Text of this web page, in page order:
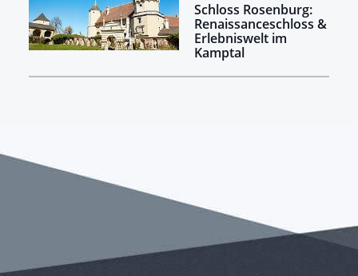
Schloss Rosenburg:
Renaissanceschloss &
Erlebniswelt im
Kamptal